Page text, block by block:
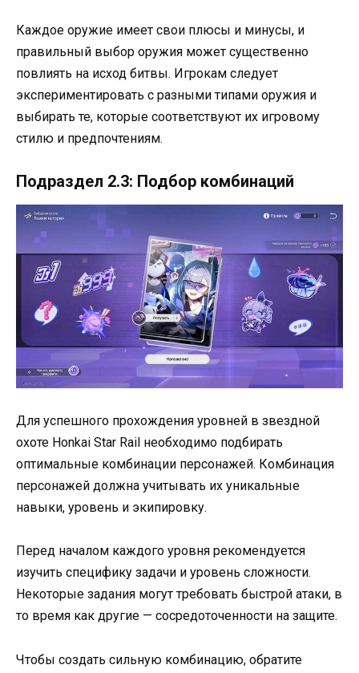
Каждое оружие имеет свои плюсы и минусы, и
правильный выбор оружия может существенно
повлиять на исход битвы. Игрокам следует
экспериментировать с разными типами оружия и
выбирать те, которые соответствуют их игровому
стилю и предпочтениям.
Подраздел 2.3: Подбор комбинаций
Для успешного прохождения уровней в звездной
охоте Honkai Star Rail необходимо подбирать
оптимальные комбинации персонажей. Комбинация
персонажей должна учитывать их уникальные
навыки, уровень и экипировку.
Перед началом каждого уровня рекомендуется
изучить специфику задачи и уровень сложности.
Некоторые задания могут требовать быстрой атаки, в
то время как другие — сосредоточенности на защите.
Чтобы создать сильную комбинацию, обратите